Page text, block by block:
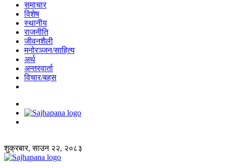
समाचार
विशेष
स्थानीय
राजनीति
जीवनशैली
मनोरञ्जन/साहित्य
अर्थ
अन्तरवार्ता
विचार/बहस
शुक्रबार, साउन २२, २०८३